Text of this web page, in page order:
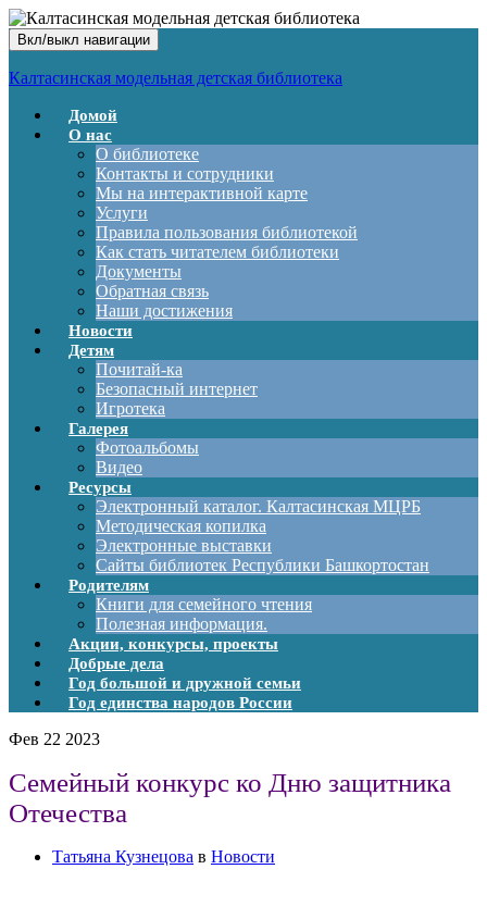
Вкл/выкл навигации
Калтасинская модельная детская библиотека
Домой
О нас
О библиотеке
Контакты и сотрудники
Мы на интерактивной карте
Услуги
Правила пользования библиотекой
Как стать читателем библиотеки
Документы
Обратная связь
Наши достижения
Новости
Детям
Почитай-ка
Безопасный интернет
Игротека
Галерея
Фотоальбомы
Видео
Ресурсы
Электронный каталог. Калтасинская МЦРБ
Методическая копилка
Электронные выставки
Сайты библиотек Республики Башкортостан
Родителям
Книги для семейного чтения
Полезная информация.
Акции, конкурсы, проекты
Добрые дела
Год большой и дружной семьи
Год единства народов России
Фев 22 2023
Семейный конкурс ко Дню защитника
Отечества
Татьяна Кузнецова в Новости